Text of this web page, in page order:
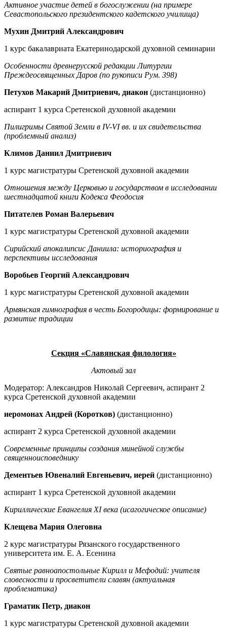
Активное участие детей в богослужении (на примере
Севастопольского президентского кадетского училища)
Мухин Дмитрий Александрович
1 курс бакалавриата Екатеринодарской духовной семинарии
Особенности древнерусской редакции Литургии
Преждеосвященных Даров (по рукописи Рум. 398)
Петухов Макарий Дмитриевич, диакон (дистанционно)
аспирант 1 курса Сретенской духовной академии
Пилигримы Святой Земли в IV-VI вв. и их свидетельства
(проблемный анализ)
Климов Даниил Дмитриевич
1 курс магистратуры Сретенской духовной академии
Отношения между Церковью и государством в исследовании
шестнадцатой книги Кодекса Феодосия
Питателев Роман Валерьевич
1 курс магистратуры Сретенской духовной академии
Сирийский апокалипсис Даниила: историография и
перспективы исследования
Воробьев Георгий Александрович
1 курс магистратуры Сретенской духовной академии
Армянская гимнография в честь Богородицы: формирование и
развитие традиции
Секция «Славянская филология»
Актовый зал
Модератор: Александров Николай Сергеевич, аспирант 2
курса Сретенской духовной академии
иеромонах Андрей (Коротков) (дистанционно)
аспирант 2 курса Сретенской духовной академии
Современные принципы создания минейной службы
священноисповеднику
Дементьев Ювеналий Евгеньевич, иерей (дистанционно)
аспирант 1 курса Сретенской духовной академии
Кириллические Евангелия XI века (исагогическое описание)
Клещева Мария Олеговна
2 курс магистратуры Рязанского государственного
университета им. Е. А. Есенина
Святые равноапостольные Кирилл и Мефодий: учителя
словесности и просветители славян (актуальная
проблематика)
Граматик Петр, диакон
1 курс магистратуры Сретенской духовной академии